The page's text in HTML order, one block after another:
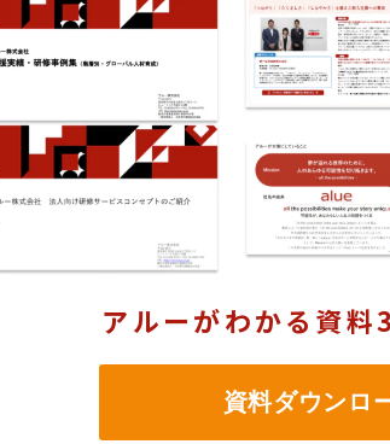
アルーがわかる資料
資料ダウンロ